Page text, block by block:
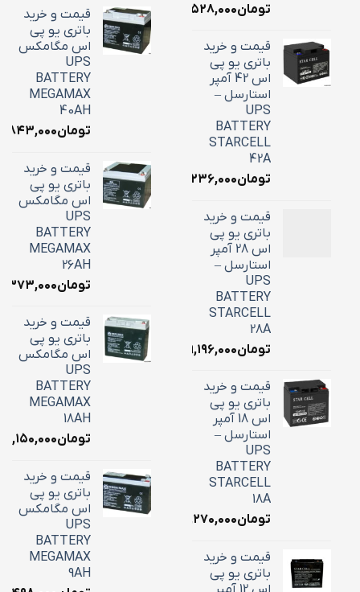
تومان۲۲,۵۲۸,۰۰۰
قیمت و خرید
باتری یو پی
اس 42 آمپر
استارسل –
UPS
BATTERY
STARCELL
42A
تومان۱۶,۲۳۶,۰۰۰
قیمت و خرید
باتری یو پی
اس 28 آمپر
استارسل –
UPS
BATTERY
STARCELL
28A
تومان۹,۱۹۶,۰۰۰
قیمت و خرید
باتری یو پی
اس 18 آمپر
استارسل –
UPS
BATTERY
STARCELL
18A
تومان۶,۲۷۰,۰۰۰
قیمت و خرید
باتری یو پی
قیمت و خرید
باتری یو پی
اس مگامکس
UPS
BATTERY
MEGAMAX
40AH
تومان
قیمت و خرید
باتری یو پی
اس مگامکس
UPS
BATTERY
MEGAMAX
26AH
تومان
قیمت و خرید
باتری یو پی
اس مگامکس
UPS
BATTERY
MEGAMAX
18AH
تومان۷,۱۵۰,۰۰۰
قیمت و خرید
باتری یو پی
اس مگامکس
UPS
BATTERY
MEGAMAX
9AH